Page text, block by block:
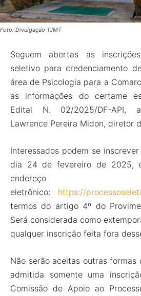
Foto: Divulgação TJMT
Seguem abertas as
seletivo para credenciamento
área de Psicologia para a
as informações do certame
Edital N. 02/2025/DF-API,
Lawrence Pereira Midon, diretor
Interessados podem se
dia 24 de fevereiro de 2025,
endereço
eletrônico: https://
termos do artigo 4º do
Será considerada como
qualquer inscrição feita fora
Não serão aceitas outras formas
admitida somente uma
Comissão de Apoio ao